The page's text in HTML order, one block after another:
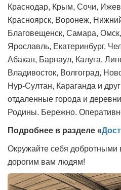
Краснодар, Крым, Сочи,
Красноярск, Воронеж,
Благовещенск, Самара,
Ярославль, Екатеринбург,
Абакан, Барнаул, Калуга,
Владивосток, Волгоград,
Нур-Султан, Караганда и
отдаленные города и
Родины. Бережно.
Подробнее в разделе «
Окружайте себя добротными
дорогим вам людям!